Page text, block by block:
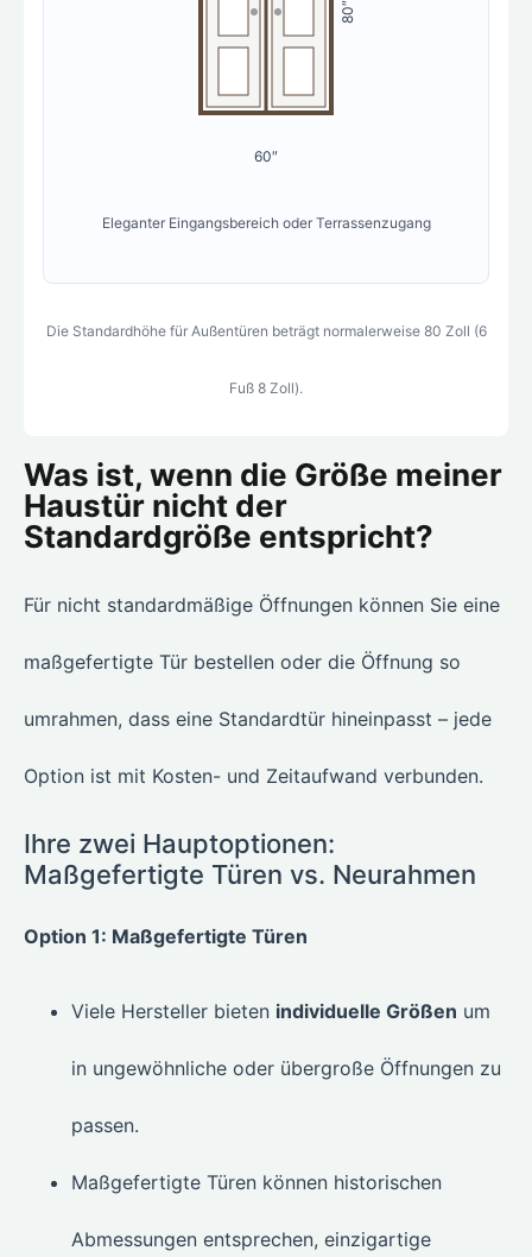
80″
60″
Eleganter Eingangsbereich oder Terrassenzugang
Die Standardhöhe für Außentüren beträgt normalerweise 80 Zoll (6
Fuß 8 Zoll).
Was ist, wenn die Größe meiner
Haustür nicht der
Standardgröße entspricht?
Für nicht standardmäßige Öffnungen können Sie eine
maßgefertigte Tür bestellen oder die Öffnung so
umrahmen, dass eine Standardtür hineinpasst – jede
Option ist mit Kosten- und Zeitaufwand verbunden.
Ihre zwei Hauptoptionen:
Maßgefertigte Türen vs. Neurahmen
Option 1: Maßgefertigte Türen
Viele Hersteller bieten individuelle Größen um
in ungewöhnliche oder übergroße Öffnungen zu
passen.
Maßgefertigte Türen können historischen
Abmessungen entsprechen, einzigartige